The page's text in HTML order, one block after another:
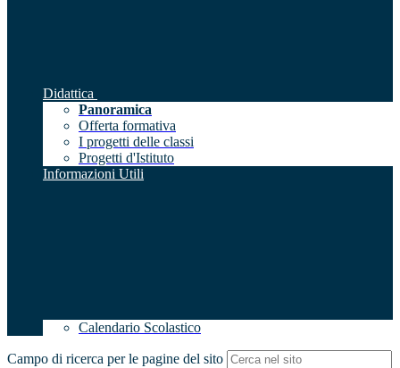
Didattica
Panoramica
Offerta formativa
I progetti delle classi
Progetti d'Istituto
Informazioni Utili
Calendario Scolastico
Campo di ricerca per le pagine del sito